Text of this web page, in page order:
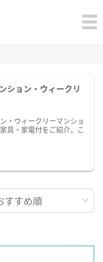
ション・ウィークリ
・ウィークリーマンショ
具・家電付をご紹介。こ